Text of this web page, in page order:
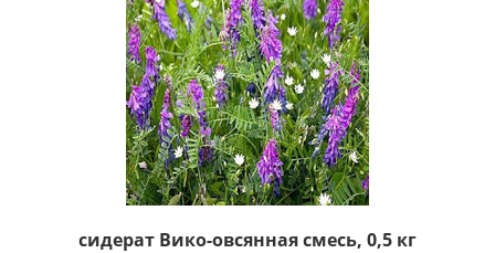
сидерат Вико-овсянная смесь, 0,5 кг